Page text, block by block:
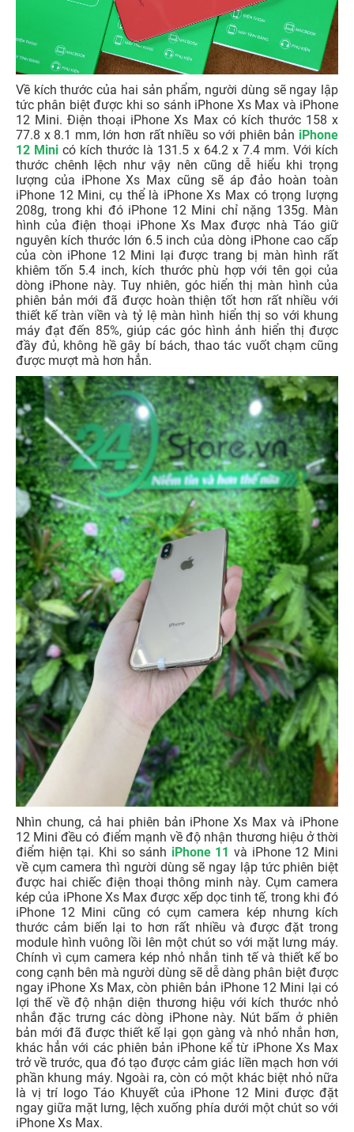
Về kích thước của hai sản phẩm, người dùng sẽ ngay lập
tức phân biệt được khi so sánh iPhone Xs Max và iPhone
12 Mini. Điện thoại iPhone Xs Max có kích thước 158 x
77.8 x 8.1 mm, lớn hơn rất nhiều so với phiên bản iPhone
12 Mini có kích thước là 131.5 x 64.2 x 7.4 mm. Với kích
thước chênh lệch như vậy nên cũng dễ hiểu khi trọng
lượng của iPhone Xs Max cũng sẽ áp đảo hoàn toàn
iPhone 12 Mini, cụ thể là iPhone Xs Max có trọng lượng
208g, trong khi đó iPhone 12 Mini chỉ nặng 135g. Màn
hình của điện thoại iPhone Xs Max được nhà Táo giữ
nguyên kích thước lớn 6.5 inch của dòng iPhone cao cấp
của còn iPhone 12 Mini lại được trang bị màn hình rất
khiêm tốn 5.4 inch, kích thước phù hợp với tên gọi của
dòng iPhone này. Tuy nhiên, góc hiển thị màn hình của
phiên bản mới đã được hoàn thiện tốt hơn rất nhiều với
thiết kế tràn viền và tỷ lệ màn hình hiển thị so với khung
máy đạt đến 85%, giúp các góc hình ảnh hiển thị được
đầy đủ, không hề gây bí bách, thao tác vuốt chạm cũng
được mượt mà hơn hẳn.
Nhìn chung, cả hai phiên bản iPhone Xs Max và iPhone
12 Mini đều có điểm mạnh về độ nhận thương hiệu ở thời
điểm hiện tại. Khi so sánh iPhone 11 và iPhone 12 Mini
về cụm camera thì người dùng sẽ ngay lập tức phiên biệt
được hai chiếc điện thoại thông minh này. Cụm camera
kép của iPhone Xs Max được xếp dọc tinh tế, trong khi đó
iPhone 12 Mini cũng có cụm camera kép nhưng kích
thước cảm biến lại to hơn rất nhiều và được đặt trong
module hình vuông lồi lên một chút so với mặt lưng máy.
Chính vì cụm camera kép nhỏ nhắn tinh tế và thiết kế bo
cong cạnh bên mà người dùng sẽ dễ dàng phân biệt được
ngay iPhone Xs Max, còn phiên bản iPhone 12 Mini lại có
lợi thế về độ nhận diện thương hiệu với kích thước nhỏ
nhắn đặc trưng các dòng iPhone này. Nút bấm ở phiên
bản mới đã được thiết kế lại gọn gàng và nhỏ nhắn hơn,
khác hẳn với các phiên bản iPhone kể từ iPhone Xs Max
trở về trước, qua đó tạo được cảm giác liền mạch hơn với
phần khung máy. Ngoài ra, còn có một khác biệt nhỏ nữa
là vị trí logo Táo Khuyết của iPhone 12 Mini được đặt
ngay giữa mặt lưng, lệch xuống phía dưới một chút so với
iPhone Xs Max.